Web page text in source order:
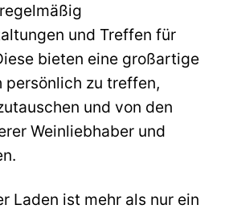
und Treffen für
bieten eine großartige
persönlich zu treffen,
und von den
Weinliebhaber und
Laden ist mehr als nur ein